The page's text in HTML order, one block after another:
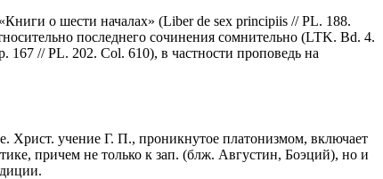
о шести началах» (Liber de sex principiis // PL. 188.
последнего сочинения сомнительно (LTK. Bd. 4.
// PL. 202. Col. 610), в частности проповедь на
Христ. учение Г. П., проникнутое платонизмом, включает
причем не только к зап. (блж. Августин, Боэций), но и